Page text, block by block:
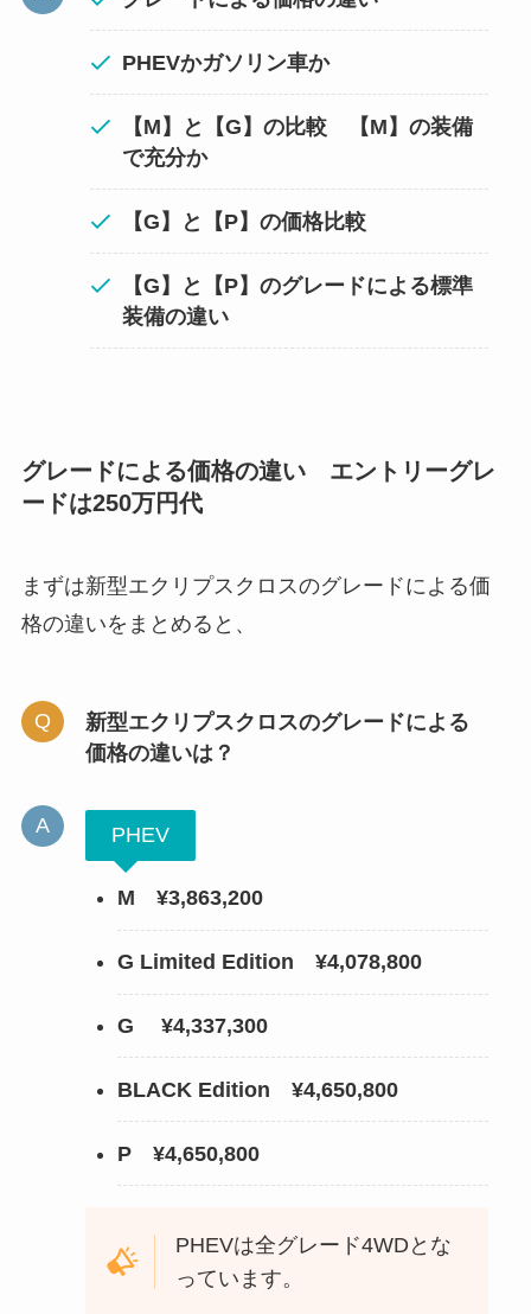
PHEVかガソリン車か
【M】と【G】の比較 【M】の装備
で充分か
【G】と【P】の価格比較
【G】と【P】のグレードによる標準
装備の違い
グレードによる価格の違い エントリーグレ
ードは250万円代
まずは新型エクリプスクロスのグレードによる価
格の違いをまとめると、
新型エクリプスクロスのグレードによる
価格の違いは？
PHEV
M ¥3,863,200
G Limited Edition ¥4,078,800
G ¥4,337,300
BLACK Edition ¥4,650,800
P ¥4,650,800
PHEVは全グレード4WDとな
っています。